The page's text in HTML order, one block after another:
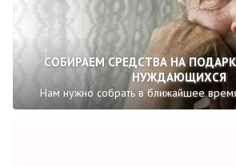
СОБИРАЕМ СРЕДСТВА НА
НУЖДАЮЩИХСЯ
Нам нужно собрать в ближайшее